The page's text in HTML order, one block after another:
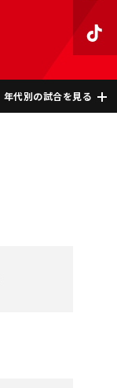
年代別の試合を見る